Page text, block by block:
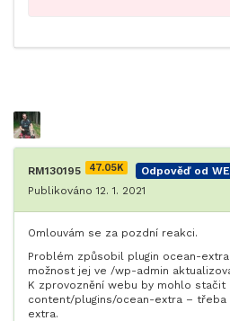
RM130195 47.05K
Odpověď od
Publikováno 12. 1. 2021
Omlouvám se za pozdní reakci.
Problém způsobil plugin ocean-
možnost jej ve /wp-admin
K zprovoznění webu by mohlo
content/plugins/ocean-extra – třeba
extra.